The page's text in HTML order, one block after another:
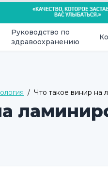
Руководство по
здравоохранению
/ Что такое винир на